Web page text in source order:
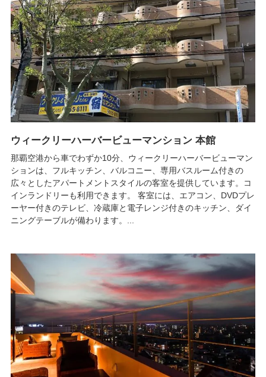
ウィークリーハーバービューマンション 本館
那覇空港から車でわずか10分、ウィークリーハーバービューマン
ションは、フルキッチン、バルコニー、専用バスルーム付きの
広々としたアパートメントスタイルの客室を提供しています。コ
インランドリーも利用できます。 客室には、エアコン、DVDプレ
ーヤー付きのテレビ、冷蔵庫と電子レンジ付きのキッチン、ダイ
ニングテーブルが備わります。...